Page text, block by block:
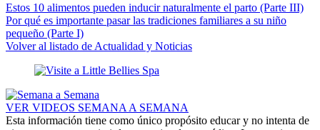
Estos 10 alimentos pueden inducir naturalmente el parto (Parte III)
Por qué es importante pasar las tradiciones familiares a su niño
pequeño (Parte I)
Volver al listado de Actualidad y Noticias
VER VIDEOS SEMANA A SEMANA
Esta información tiene como único propósito educar y no intenta de